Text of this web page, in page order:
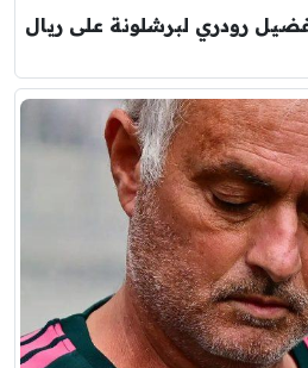
رودري لبرشلونة على ريال